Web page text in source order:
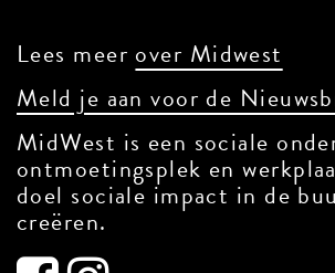
Lees meer over Midwest
Meld je aan voor de
MidWest is een sociale
ontmoetingsplek en
doel sociale impact in de
creëren.